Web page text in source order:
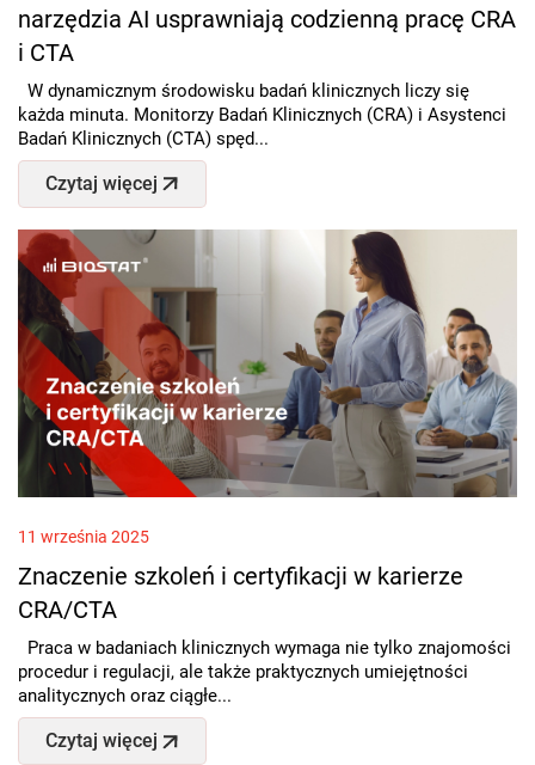
narzędzia AI usprawniają codzienną pracę CRA
i CTA
W dynamicznym środowisku badań klinicznych liczy się
każda minuta. Monitorzy Badań Klinicznych (CRA) i Asystenci
Badań Klinicznych (CTA) spęd...
Czytaj więcej
11 września 2025
Znaczenie szkoleń i certyfikacji w karierze
CRA/CTA
Praca w badaniach klinicznych wymaga nie tylko znajomości
procedur i regulacji, ale także praktycznych umiejętności
analitycznych oraz ciągłe...
Czytaj więcej